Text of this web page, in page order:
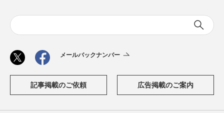
メールバックナンバー
記事掲載のご依頼 広告掲載のご案内